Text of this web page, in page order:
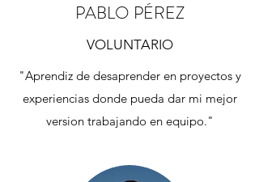
PABLO PÉREZ
VOLUNTARIO
"Aprendiz de desaprender en proyectos y
experiencias donde pueda dar mi mejor
version trabajando en equipo."